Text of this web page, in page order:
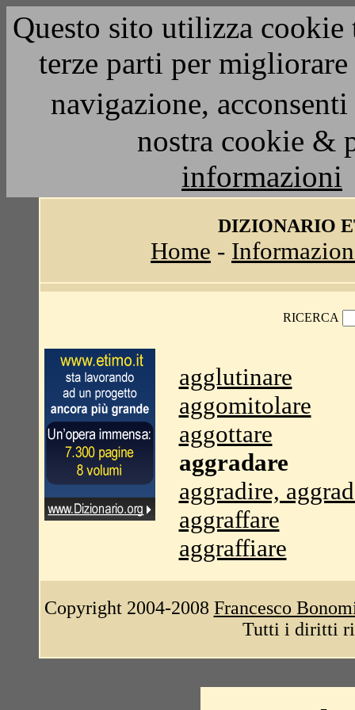
Questo sito utilizza
terze parti per
navigazione,
nostra cookie &
informazioni
DIZIONARIO
Home -
RICERCA
agglutinare
aggomitolare
aggottare
aggradare
aggradire,
aggraffare
aggraffiare
Copyright 2004-2008 Francesco
Tutti i diritti